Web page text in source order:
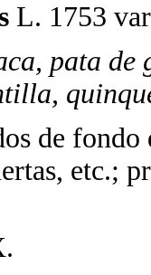
L. 1753
pata
de
etc.;